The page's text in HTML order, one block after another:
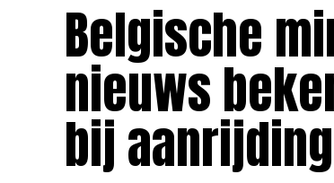
Belgische
nieuws
bij